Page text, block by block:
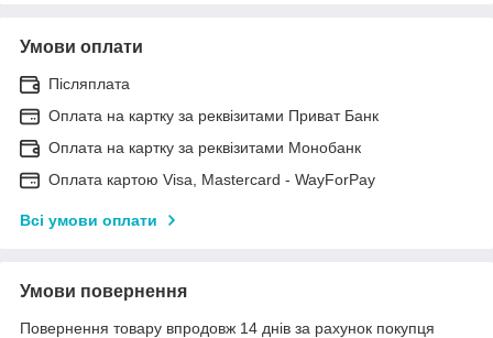
Умови оплати
Післяплата
Оплата на картку за реквізитами Приват Банк
Оплата на картку за реквізитами Монобанк
Оплата картою Visa, Mastercard - WayForPay
Всі умови оплати
Умови повернення
Повернення товару впродовж 14 днів за рахунок покупця